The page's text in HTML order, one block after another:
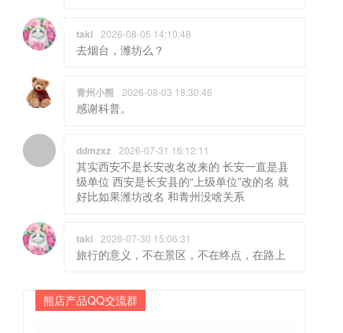
taki 2026-08-06 14:10:48
去烟台，潍坊么？
青州小熊 2026-08-03 18:30:46
感谢科普。
ddmzxz 2026-07-31 16:12:11
其实西安不是长安改名改来的 长安一直是县
级单位 西安是长安县的“上级单位”改的名 就
好比如果潍坊改名 和青州没啥关系
taki 2026-07-30 15:06:31
旅行的意义，不在景区，不在终点，在路上
熊店产品QQ交流群